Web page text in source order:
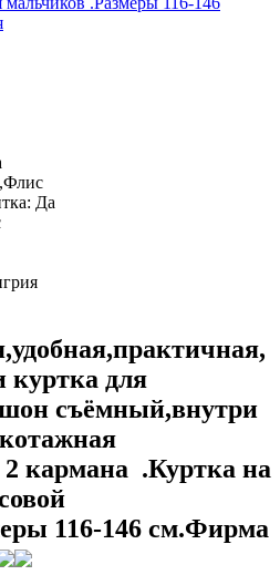
Да
куртка для
съёмный,внутри
2 кармана .Куртка на
116-146 см.Фирма